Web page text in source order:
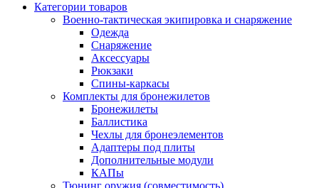
Категории товаров
Военно-тактическая экипировка и снаряжение
Одежда
Снаряжение
Аксессуары
Рюкзаки
Спины-каркасы
Комплекты для бронежилетов
Бронежилеты
Баллистика
Чехлы для бронеэлементов
Адаптеры под плиты
Дополнительные модули
КАПы
Тюнинг оружия (совместимость)